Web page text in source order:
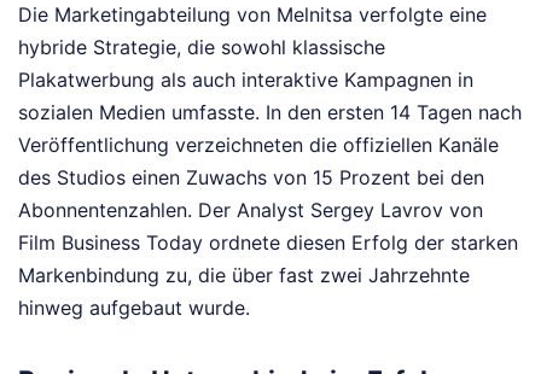
Die Marketingabteilung von Melnitsa verfolgte eine
hybride Strategie, die sowohl klassische
Plakatwerbung als auch interaktive Kampagnen in
sozialen Medien umfasste. In den ersten 14 Tagen nach
Veröffentlichung verzeichneten die offiziellen Kanäle
des Studios einen Zuwachs von 15 Prozent bei den
Abonnentenzahlen. Der Analyst Sergey Lavrov von
Film Business Today ordnete diesen Erfolg der starken
Markenbindung zu, die über fast zwei Jahrzehnte
hinweg aufgebaut wurde.